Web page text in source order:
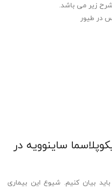
شرح زیر می باشد.
ساینوویه در
بیان کنیم. شیوع این بیماری